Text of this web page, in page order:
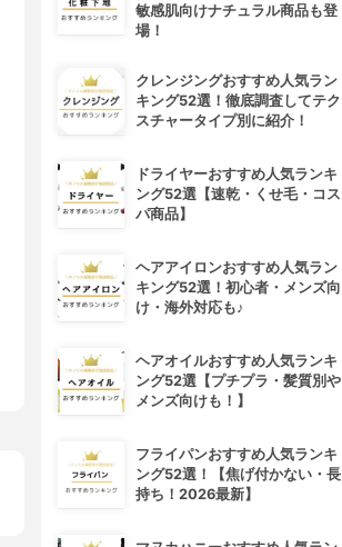
敏感肌向けナチュラル商品も登
場！
クレンジングおすすめ人気ラン
キング52選！徹底調査してテク
スチャータイプ別に紹介！
ドライヤーおすすめ人気ランキ
ング52選【速乾・くせ毛・コス
パ商品】
ヘアアイロンおすすめ人気ラン
キング52選！初心者・メンズ向
け・海外対応も♪
ヘアオイルおすすめ人気ランキ
ング52選【プチプラ・髪質別や
メンズ向けも！】
フライパンおすすめ人気ランキ
ング52選！【焦げ付かない・長
持ち！2026最新】